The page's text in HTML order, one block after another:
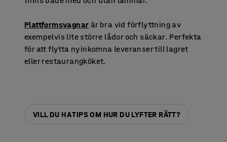
Plattformsvagnar är bra vid förflyttning av
exempelvis lite större lådor och säckar. Perfekta
för att flytta nyinkomna leveranser till lagret
eller restaurangköket.
VILL DU HA TIPS OM HUR DU LYFTER RÄTT?